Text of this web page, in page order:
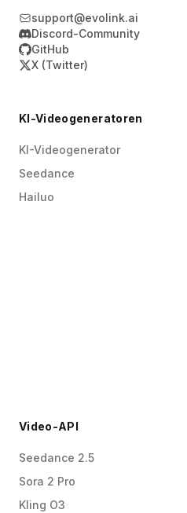
support@evolink.ai
Discord-Community
GitHub
X (Twitter)
KI-Videogeneratoren
KI-Videogenerator
Seedance
Hailuo
Video-API
Seedance 2.5
Sora 2 Pro
Kling O3